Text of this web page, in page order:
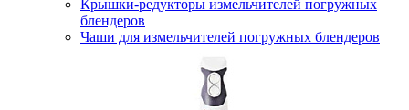
Крышки-редукторы измельчителей погружных
блендеров
Чаши для измельчителей погружных блендеров